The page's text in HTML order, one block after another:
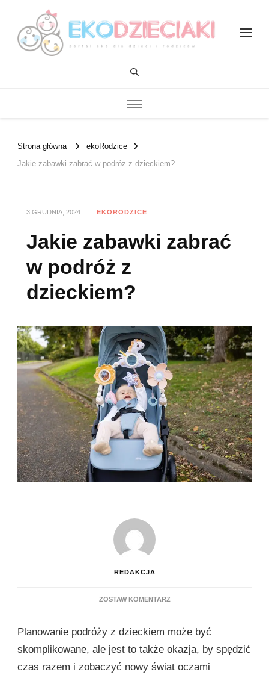
Strona główna
ekoRodzice
Jakie zabawki zabrać w podróż z dzieckiem?
3 GRUDNIA, 2024 EKORODZICE
Jakie zabawki zabrać
w podróż z
dzieckiem?
REDAKCJA
ZOSTAW KOMENTARZDO
ZABRAĆ
W
PODRÓŻ
Z
Planowanie podróży z dzieckiem może być
skomplikowane, ale jest to także okazja, by spędzić
czas razem i zobaczyć nowy świat oczami